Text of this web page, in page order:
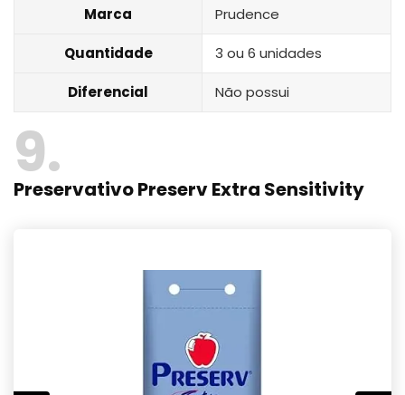
Marca Prudence
Quantidade 3 ou 6 unidades
Diferencial Não possui
9
Preservativo Preserv Extra Sensitivity